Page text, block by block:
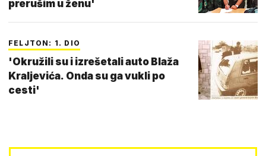
prerušim u ženu'
FELJTON: 1. DIO
'Okružili su i izrešetali auto Blaža
Kraljevića. Onda su ga vukli po
cesti'